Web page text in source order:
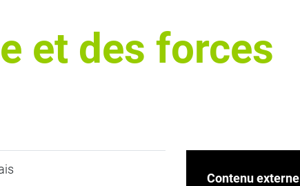
et des forces
Contenu externe